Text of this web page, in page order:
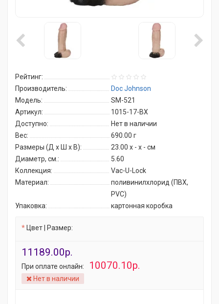
Рейтинг:
Производитель:
Doc Johnson
Модель:
SM-521
Артикул:
1015-17-BX
Доступно:
Нет в наличии
Вес:
690.00 г
Размеры (Д x Ш x В):
23.00 x - x - см
Диаметр, см.:
5.60
Коллекция:
Vac-U-Lock
Материал:
поливинилхлорид (ПВХ,
PVC)
Упаковка:
картонная коробка
Цвет | Размер:
11189.00р.
При оплате онлайн: 10070.10р.
Нет в наличии